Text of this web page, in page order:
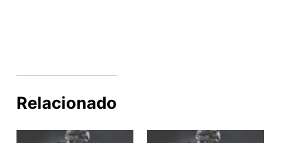
Relacionado